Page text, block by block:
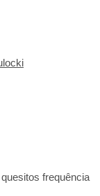
frequência